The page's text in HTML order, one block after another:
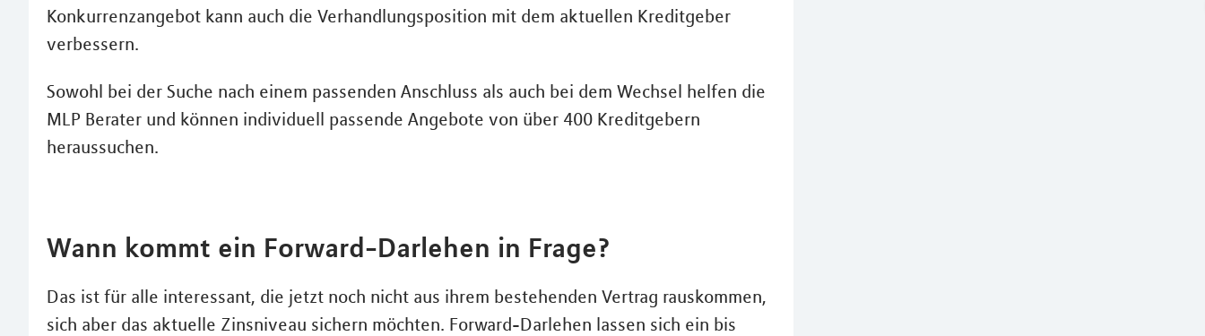
Konkurrenzangebot kann auch die Verhandlungsposition mit dem aktuellen Kreditgeber
verbessern.
Sowohl bei der Suche nach einem passenden Anschluss als auch bei dem Wechsel helfen die
MLP Berater und können individuell passende Angebote von über 400 Kreditgebern
heraussuchen.
Wann kommt ein Forward-Darlehen in Frage?
Das ist für alle interessant, die jetzt noch nicht aus ihrem bestehenden Vertrag rauskommen,
sich aber das aktuelle Zinsniveau sichern möchten. Forward-Darlehen lassen sich ein bis